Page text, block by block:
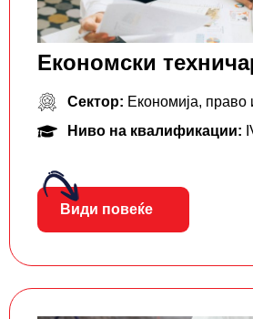
Економски
Сектор: Економија, право
Ниво на квалификации:
Види повеќе